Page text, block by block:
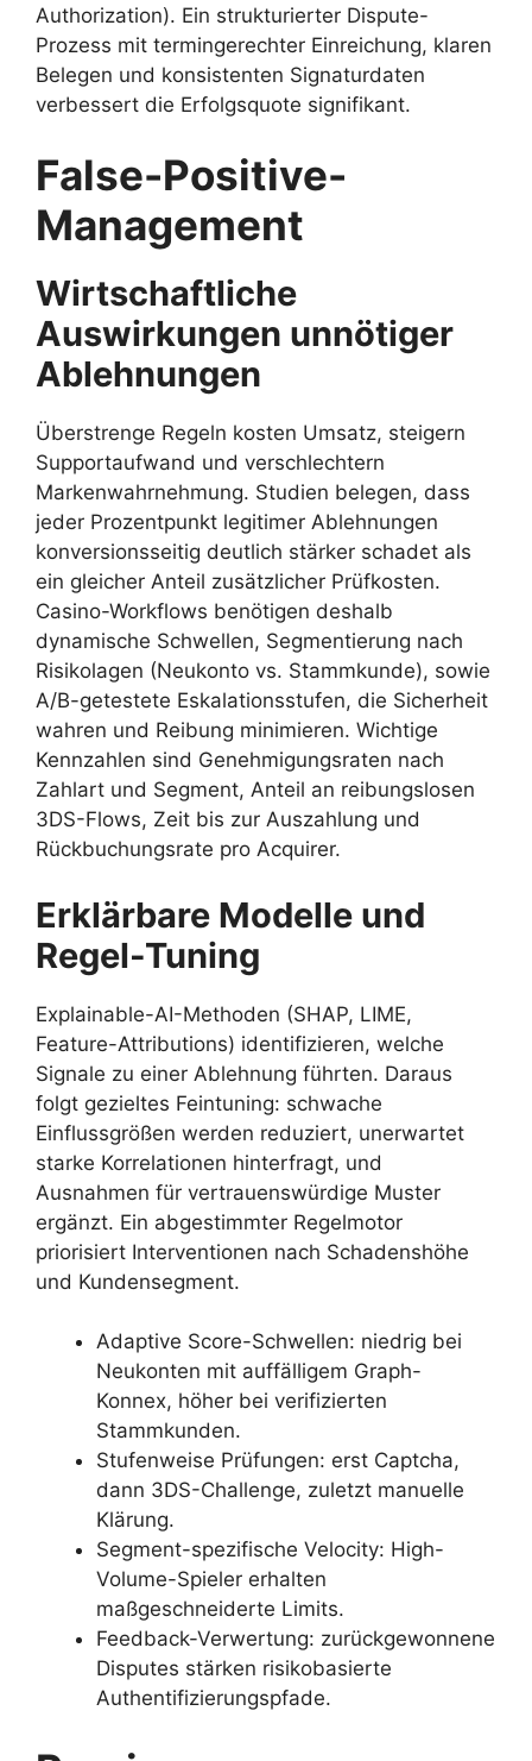
Authorization). Ein strukturierter Dispute-
Prozess mit termingerechter Einreichung, klaren
Belegen und konsistenten Signaturdaten
verbessert die Erfolgsquote signifikant.
False-Positive-
Management
Wirtschaftliche
Auswirkungen unnötiger
Ablehnungen
Überstrenge Regeln kosten Umsatz, steigern
Supportaufwand und verschlechtern
Markenwahrnehmung. Studien belegen, dass
jeder Prozentpunkt legitimer Ablehnungen
konversionsseitig deutlich stärker schadet als
ein gleicher Anteil zusätzlicher Prüfkosten.
Casino-Workflows benötigen deshalb
dynamische Schwellen, Segmentierung nach
Risikolagen (Neukonto vs. Stammkunde), sowie
A/B-getestete Eskalationsstufen, die Sicherheit
wahren und Reibung minimieren. Wichtige
Kennzahlen sind Genehmigungsraten nach
Zahlart und Segment, Anteil an reibungslosen
3DS-Flows, Zeit bis zur Auszahlung und
Rückbuchungsrate pro Acquirer.
Erklärbare Modelle und
Regel-Tuning
Explainable-AI-Methoden (SHAP, LIME,
Feature-Attributions) identifizieren, welche
Signale zu einer Ablehnung führten. Daraus
folgt gezieltes Feintuning: schwache
Einflussgrößen werden reduziert, unerwartet
starke Korrelationen hinterfragt, und
Ausnahmen für vertrauenswürdige Muster
ergänzt. Ein abgestimmter Regelmotor
priorisiert Interventionen nach Schadenshöhe
und Kundensegment.
Adaptive Score-Schwellen: niedrig bei
Neukonten mit auffälligem Graph-
Konnex, höher bei verifizierten
Stammkunden.
Stufenweise Prüfungen: erst Captcha,
dann 3DS-Challenge, zuletzt manuelle
Klärung.
Segment-spezifische Velocity: High-
Volume-Spieler erhalten
maßgeschneiderte Limits.
Feedback-Verwertung: zurückgewonnene
Disputes stärken risikobasierte
Authentifizierungspfade.